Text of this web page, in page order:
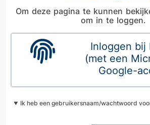
Om deze pagina te kunnen
om in te loggen.
Inloggen bij
(met een
Google-
Ik heb een gebruikersnaam/wachtwoord